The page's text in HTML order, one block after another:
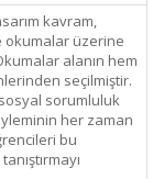
kavram,
okumalar üzerine
alanın hem
seçilmiştir.
sorumluluk
her zaman
bu